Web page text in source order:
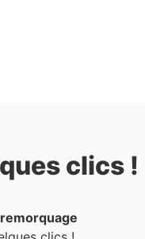
clics !
remorquage